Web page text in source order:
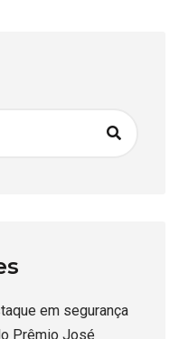
em segurança
Prêmio José